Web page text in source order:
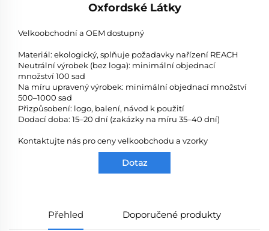
Oxfordské Látky
Velkoobchodní a OEM dostupný
Materiál: ekologický, splňuje požadavky nařízení REACH
Neutrální výrobek (bez loga): minimální objednací
množství 100 sad
Na míru upravený výrobek: minimální objednací množství
500–1000 sad
Přizpůsobení: logo, balení, návod k použití
Dodací doba: 15–20 dní (zakázky na míru 35–40 dní)
Kontaktujte nás pro ceny velkoobchodu a vzorky
Dotaz
Přehled Doporučené produkty